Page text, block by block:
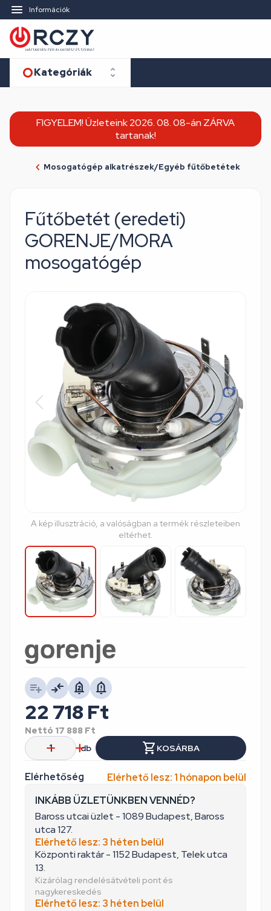
Információk
Kategóriák
FIGYELEM! Üzleteink 2026. 08. 08-án ZÁRVA
tartanak!
Mosogatógép alkatrészek/Egyéb fűtőbetétek
Fűtőbetét (eredeti)
GORENJE/MORA
mosogatógép
A kép illusztráció, a valóságban a termék részleteiben
eltérhet.
Elérhetőség
Elérhető lesz: 1 hónapon belül
INKÁBB ÜZLETÜNKBEN VENNÉD?
Baross utcai üzlet - 1089 Budapest, Baross
utca 127.
Elérhető lesz: 3 héten belül
Központi raktár - 1152 Budapest, Telek utca
13.
Kizárólag rendelésátvételi pont és
nagykereskedés
Elérhető lesz: 3 héten belül
22 718 Ft
Nettó 17 888 Ft
db
KOSÁRBA